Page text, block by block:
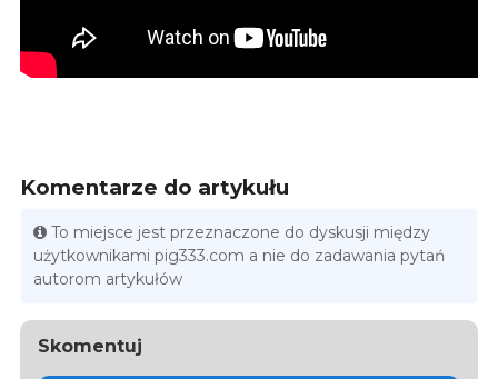
Komentarze do artykułu
To miejsce jest przeznaczone do dyskusji między
użytkownikami pig333.com a nie do zadawania pytań
autorom artykułów
Skomentuj